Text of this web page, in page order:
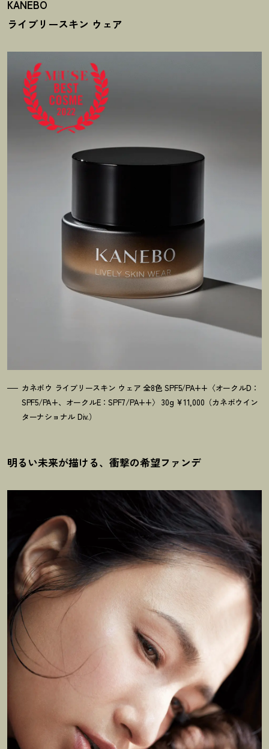
KANEBO
ライブリースキン ウェア
カネボウ ライブリースキン ウェア 全8色 SPF5/PA++〈オークルD：
SPF5/PA+、オークルE：SPF7/PA++〉 30g ¥11,000（カネボウイン
ターナショナル Div.）
明るい未来が描ける、衝撃の希望ファンデ